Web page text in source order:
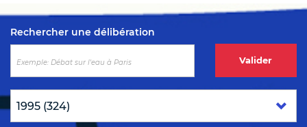
Top of the page
Rechercher une délibération
Valider